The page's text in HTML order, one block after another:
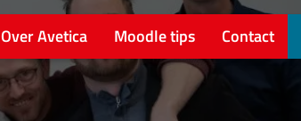
Over Avetica Moodle tips Contact